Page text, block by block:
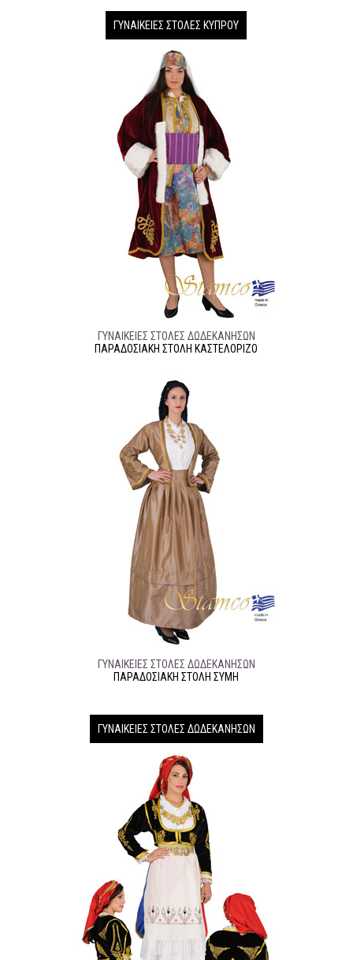
ΓΥΝΑΙΚΕΊΕΣ ΣΤΟΛΈΣ ΚΎΠΡΟΥ
ΓΥΝΑΙΚΕΊΕΣ ΣΤΟΛΈΣ ΔΩΔΕΚΆΝΗΣΩΝ
ΠΑΡΑΔΟΣΙΑΚΉ ΣΤΟΛΉ ΚΑΣΤΕΛΟΡΙΖΟ
ΓΥΝΑΙΚΕΊΕΣ ΣΤΟΛΈΣ ΔΩΔΕΚΆΝΗΣΩΝ
ΠΑΡΑΔΟΣΙΑΚΉ ΣΤΟΛΉ ΣΥΜΗ
ΓΥΝΑΙΚΕΊΕΣ ΣΤΟΛΈΣ ΔΩΔΕΚΆΝΗΣΩΝ